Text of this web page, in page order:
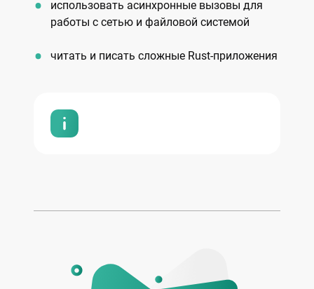
использовать асинхронные вызовы для
работы с сетью и файловой системой
читать и писать сложные Rust-приложения